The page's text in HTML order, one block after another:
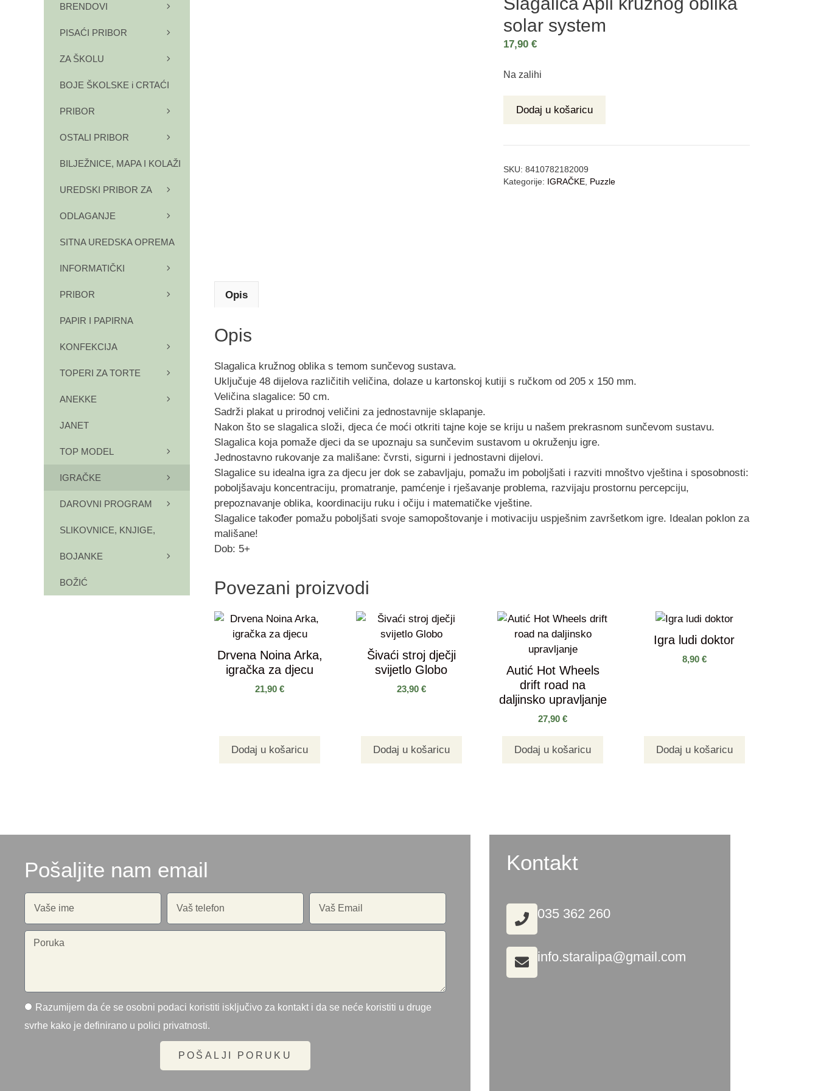
solar system
17,90€
Na zalihi
Dodaj u košaricu
SKU:8410782182009
Kategorije: IGRAČKE, Puzzle
Opis
Opis
Slagalica kružnog oblika s temom sunčevog sustava.
Uključuje 48 dijelova različitih veličina, dolaze u kartonskoj kutiji s ručkom od 205 x 150 mm.
Veličina slagalice: 50 cm.
Sadrži plakat u prirodnoj veličini za jednostavnije sklapanje.
Nakon što se slagalica složi, djeca će moći otkriti tajne koje se kriju u našem prekrasnom sunčevom sustavu.
Slagalica koja pomaže djeci da se upoznaju sa sunčevim sustavom u okruženju igre.
Jednostavno rukovanje za mališane: čvrsti, sigurni i jednostavni dijelovi.
Slagalice su idealna igra za djecu jer dok se zabavljaju, pomažu im poboljšati i razviti mnoštvo vještina i sposobnosti:
poboljšavaju koncentraciju, promatranje, pamćenje i rješavanje problema, razvijaju prostornu percepciju,
prepoznavanje oblika, koordinaciju ruku i očiju i matematičke vještine.
Slagalice također pomažu poboljšati svoje samopoštovanje i motivaciju uspješnim završetkom igre. Idealan poklon za
mališane!
Dob: 5+
Povezani proizvodi
Drvena Noina Arka,
igračka za djecu
21,90€
Dodaj u košaricu
Šivaći stroj dječji
svijetlo Globo
23,90 €
Dodaj u košaricu
Autić Hot Wheels
drift road na
daljinsko upravljanje
27,90€
Dodaj u košaricu
Igra ludi doktor
8,90 €
Dodaj u košaricu
BRENDOVI
PISAĆI PRIBOR
ZA ŠKOLU
BOJE ŠKOLSKE i CRTAĆI
PRIBOR
OSTALI PRIBOR
BILJEŽNICE, MAPA I KOLAŽI
UREDSKI PRIBOR ZA
ODLAGANJE
SITNA UREDSKA OPREMA
INFORMATIČKI
PRIBOR
PAPIR I PAPIRNA
KONFEKCIJA
TOPERI ZA TORTE
ANEKKE
JANET
TOP MODEL
IGRAČKE
DAROVNI PROGRAM
SLIKOVNICE, KNJIGE,
BOJANKE
BOŽIĆ
Pošaljite nam email
Razumijem da će se osobni podaci koristiti isključivo za kontakt i da se neće koristiti u druge
svrhe kako je definirano u polici privatnosti.
POŠALJI PORUKU
Kontakt
035 362 260
info.staralipa@gmail.com